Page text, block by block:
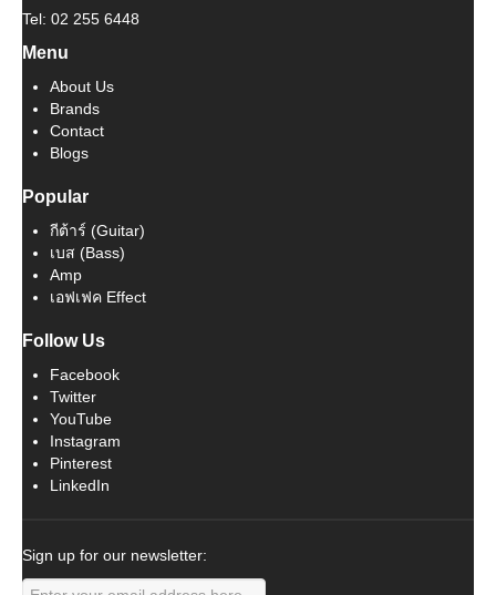
Tel: 02 255 6448
Menu
About Us
Brands
Contact
Blogs
Popular
กีต้าร์ (Guitar)
เบส (Bass)
Amp
เอฟเฟค Effect
Follow Us
Facebook
Twitter
YouTube
Instagram
Pinterest
LinkedIn
Sign up for our newsletter: